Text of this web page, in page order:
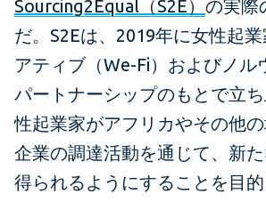
Sourcing2Equal（S2E） の実際
だ。S2Eは、2019年に女性起
アティブ（We-Fi）およびノル
パートナーシップのもとで立
性起業家がアフリカやその他
企業の調達活動を通じて、新
得られるようにすることを目的